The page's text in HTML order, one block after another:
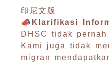
印尼文版
📣Klarifikasi
DHSC tidak
Kami juga tidak
migran